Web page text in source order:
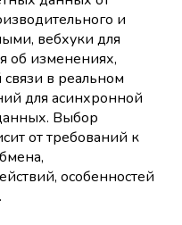
и
вебхуки для
об изменениях,
в реальном
для асинхронной
Выбор
от требований к
особенностей